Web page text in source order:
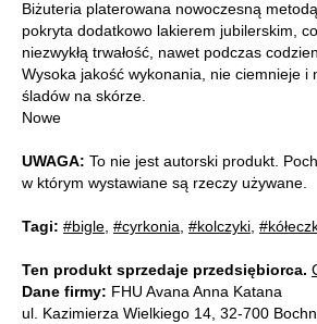
Biżuteria platerowana nowoczesną
pokryta dodatkowo lakierem jubilerskim,
niezwykłą trwałość, nawet podczas
Wysoka jakość wykonania, nie ciemnieje i
śladów na skórze.
Nowe
UWAGA: To nie jest autorski produkt.
w którym wystawiane są rzeczy używane.
Tagi: #bigle #cyrkonia #kolczyki
Ten produkt sprzedaje przedsiębiorca.
Dane firmy: FHU Avana Anna Katana
ul. Kazimierza Wielkiego 14, 32-700